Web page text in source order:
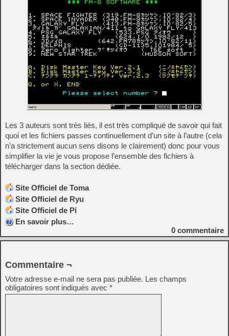
Les 3 auteurs sont très liés, il est très compliqué de savoir qui fait
quoi et les fichiers passes continuellement d’un site à l’autre (cela
n’a strictement aucun sens disons le clairement) donc pour vous
simplifier la vie je vous propose l’ensemble des fichiers à
télécharger dans la section dédiée.
Site Officiel de Toma
Site Officiel de Ryu
Site Officiel de Pi
En savoir plus…
0 commentaire
Commentaire ¬
Votre adresse e-mail ne sera pas publiée. Les champs
obligatoires sont indiqués avec *